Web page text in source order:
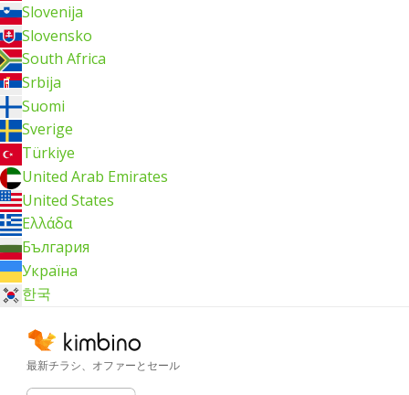
Slovenija
Slovensko
South Africa
Srbija
Suomi
Sverige
Türkiye
United Arab Emirates
United States
Ελλάδα
България
Україна
한국
最新チラシ、オファーとセール